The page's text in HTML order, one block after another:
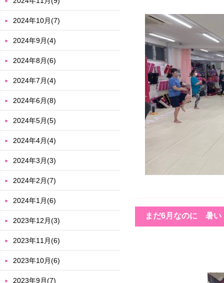
まだ6月なのに 暑い
2024年10月(7)
2024年9月(4)
2024年8月(6)
2024年7月(4)
2024年6月(8)
2024年5月(5)
2024年4月(4)
2024年3月(3)
2024年2月(7)
2024年1月(6)
2023年12月(3)
2023年11月(6)
2023年10月(6)
2023年9月(7)